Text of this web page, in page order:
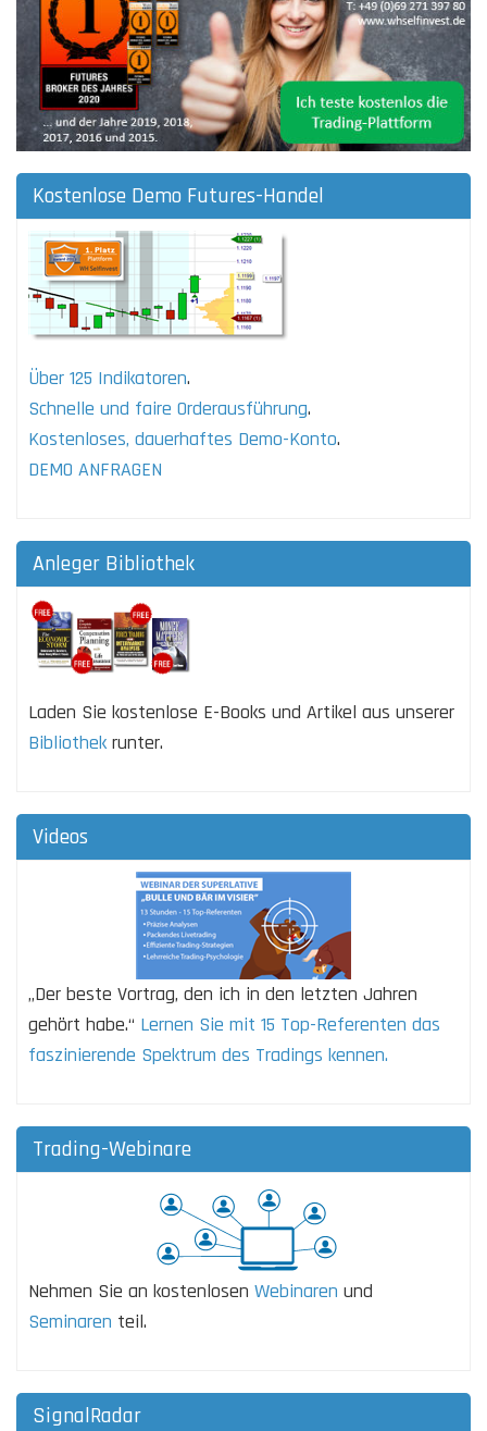
Kostenlose Demo Futures-Handel
Über 125 Indikatoren.
Schnelle und faire Orderausführung.
Kostenloses, dauerhaftes Demo-Konto.
DEMO ANFRAGEN
Anleger Bibliothek
Laden Sie kostenlose E-Books und Artikel aus unserer
Bibliothekrunter.
Videos
„Der beste Vortrag, den ich in den letzten Jahren
gehört habe.“ Lernen Sie mit 15 Top-Referenten das
faszinierende Spektrum des Tradings kennen.
Trading-Webinare
Nehmen Sie an kostenlosen Webinaren und
Seminaren teil.
SignalRadar